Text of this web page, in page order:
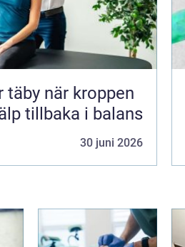
kroppen
tillbaka i balans
30 juni 2026